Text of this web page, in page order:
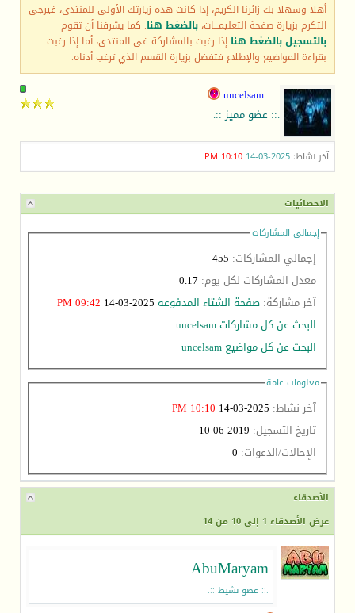
أهلا وسهلا بك زائرنا الكريم، إذا كانت هذه زيارتك الأولى للمنتدى، فيرجى
التكرم بزيارة صفحة التعليمـــات، بالضغط هنا. كما يشرفنا أن تقوم
بالتسجيل بالضغط هنا إذا رغبت بالمشاركة في المنتدى، أما إذا رغبت
بقراءة المواضيع والإطلاع فتفضل بزيارة القسم الذي ترغب أدناه.
uncelsam
.:: عضو مميز ::.
آخر نشاط: 10:10 PM
الاحصائيات
إجمالي المشاركات
إجمالي المشاركات:
معدل المشاركات لكل يوم:
آخر مشاركة: صفحة الشتاء المدفوعه
09:42 PM
البحث عن كل مشاركات uncelsam
البحث عن كل مواضيع uncelsam
معلومات عامة
آخر نشاط:
10:10 PM
تاريخ التسجيل:
الإحالات/الدعوات:
الأصدقاء
عرض الأصدقاء 1 إلى 10 من 14
AbuMaryam
.:: عضو نشيط ::.